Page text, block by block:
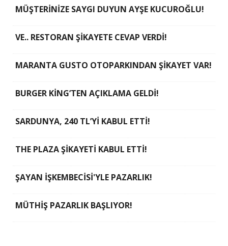
MÜŞTERİNİZE SAYGI DUYUN AYŞE KUCUROĞLU!
VE.. RESTORAN ŞİKAYETE CEVAP VERDİ!
MARANTA GUSTO OTOPARKINDAN ŞİKAYET VAR!
BURGER KİNG’TEN AÇIKLAMA GELDİ!
SARDUNYA, 240 TL’Yİ KABUL ETTİ!
THE PLAZA ŞİKAYETİ KABUL ETTİ!
ŞAYAN İŞKEMBECİSİ'YLE PAZARLIK!
MÜTHİŞ PAZARLIK BAŞLIYOR!